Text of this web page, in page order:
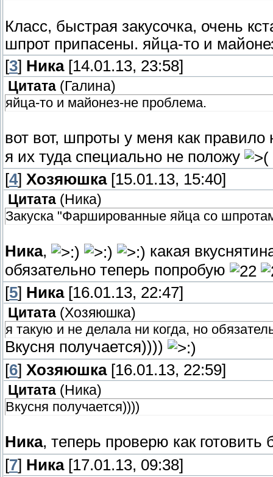
Класс, быстрая закусочка, очень
шпрот припасены. яйца-то и
[3] Ника[14.01.13, 23:58]
Цитата ( Галина)
яйца-то и майонез-не проблема.
вот вот, шпроты у меня как
я их туда специально не положу
[4] Хозяюшка[15.01.13, 15:40]
Цитата ( Ника)
Закуска "Фаршированные яйца со
Ника,
какая
обязательно теперь попробую
[5] Ника[16.01.13, 22:47]
Цитата (Хозяюшка)
я такую и не делала ни когда, но
Вкусня получается))))
[6] Хозяюшка[16.01.13, 22:59]
Цитата ( Ника)
Вкусня получается))))
Ника, теперь проверю как готовить
[7] Ника[17.01.13, 09:38]